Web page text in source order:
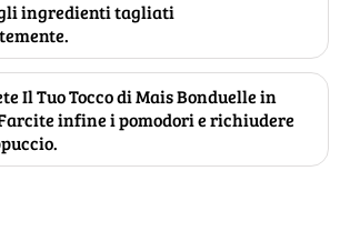
ingredienti tagliati
Il Tuo Tocco di Mais Bonduelle in
infine i pomodori e richiudere